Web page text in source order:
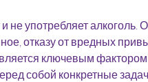
не употребляет алкоголь.
отказу от вредных
ключевым
собой конкретные